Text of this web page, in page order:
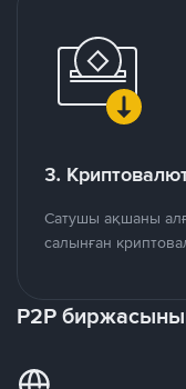
3.
Сатушы ақшаны
салынған
P2P